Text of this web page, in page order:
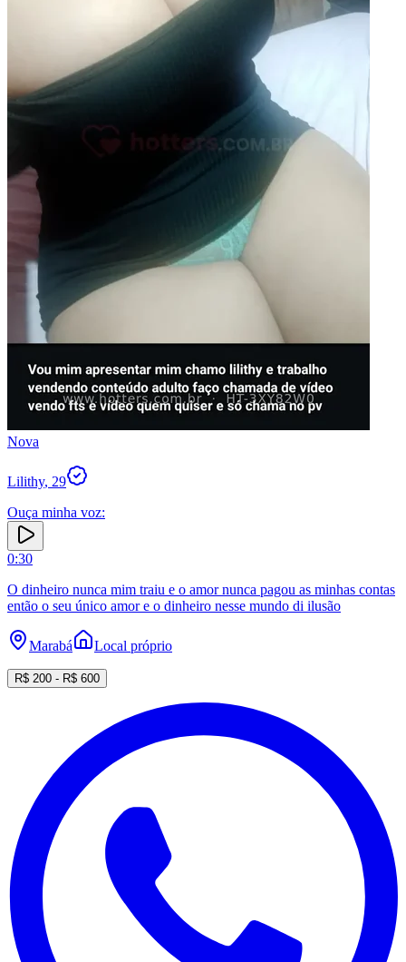
Nova
Lilithy, 29
Ouça minha voz:
0:30
O dinheiro nunca mim traiu e o amor nunca pagou as minhas contas
então o seu único amor e o dinheiro nesse mundo di ilusão
Marabá Local próprio
R$ 200 - R$ 600